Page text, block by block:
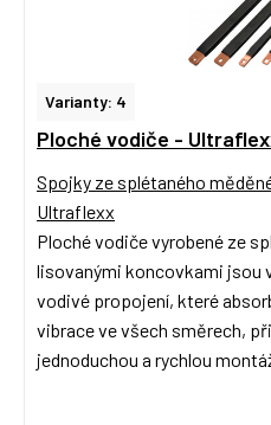
Varianty: 4
Ploché vodiče -
Spojky ze splétaného
Ultraflexx
Ploché vodiče vyrobené ze
lisovanými koncovkami jsou
vodivé propojení, které
vibrace ve všech směrech,
jednoduchou a rychlou